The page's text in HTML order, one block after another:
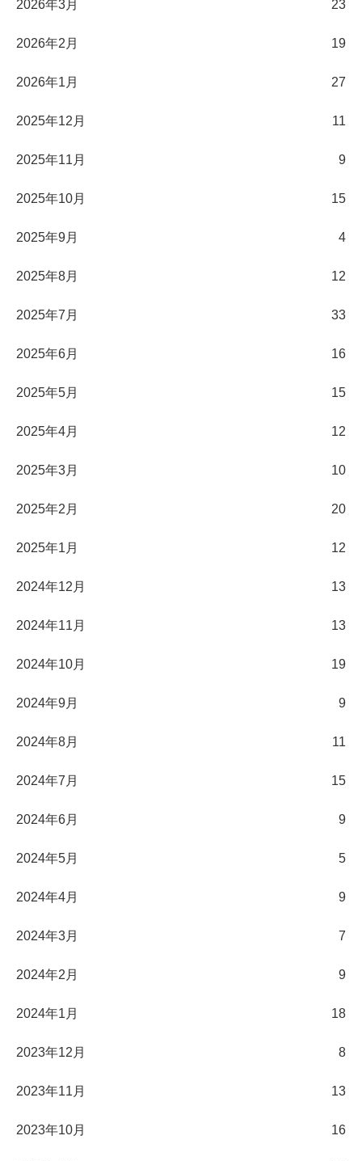
2026年3月 23
2026年2月 19
2026年1月 27
2025年12月 11
2025年11月 9
2025年10月 15
2025年9月 4
2025年8月 12
2025年7月 33
2025年6月 16
2025年5月 15
2025年4月 12
2025年3月 10
2025年2月 20
2025年1月 12
2024年12月 13
2024年11月 13
2024年10月 19
2024年9月 9
2024年8月 11
2024年7月 15
2024年6月 9
2024年5月 5
2024年4月 9
2024年3月 7
2024年2月 9
2024年1月 18
2023年12月 8
2023年11月 13
2023年10月 16